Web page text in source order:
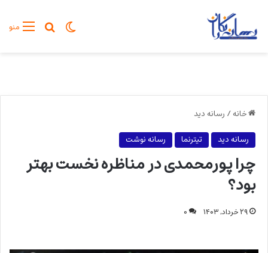
منوجستجو
تغییر پوسته
خانه/ رسانه دید
رسانه دید
تیترنما رسانه نوشت
چرا پورمحمدی در مناظره نخست بهتر
بود؟
۲۹ خرداد, ۱۴۰۳ ۰